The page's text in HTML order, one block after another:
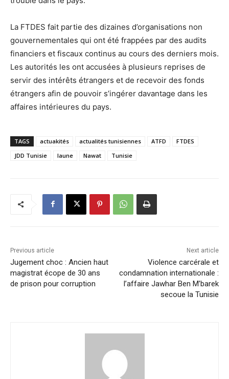
La FTDES fait partie des dizaines d’organisations non
gouvernementales qui ont été frappées par des audits
financiers et fiscaux continus au cours des derniers mois.
Les autorités les ont accusées à plusieurs reprises de
servir des intérêts étrangers et de recevoir des fonds
étrangers afin de pouvoir s’ingérer davantage dans les
affaires intérieures du pays.
TAGS actuakités actualités tunisiennes ATFD
FTDES
JDD Tunisie
laune Nawat Tunisie
Previous article
Jugement choc : Ancien haut
magistrat écope de 30 ans
de prison pour corruption
Next article
Violence carcérale et
condamnation internationale :
l’affaire Jawhar Ben M’barek
secoue la Tunisie